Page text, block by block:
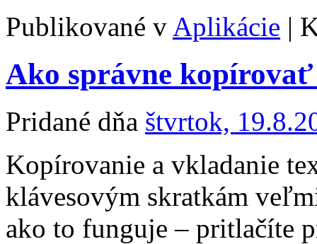
Publikované v Aplikácie |
Ako správne
Pridané dňa štvrtok,
Kopírovanie a vkladanie
klávesovým skratkám
ako to funguje – pritlačíte